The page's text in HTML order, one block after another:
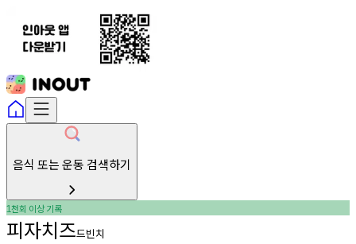
음식 또는 운동 검색하기
1천회 이상기록
피자치즈드빈치